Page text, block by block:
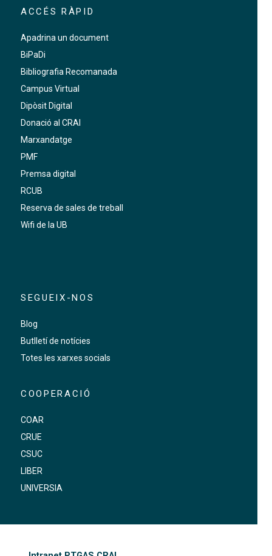
ACCÉS RÀPID
Apadrina un document
BiPaDi
Bibliografia Recomanada
Campus Virtual
Dipòsit Digital
Donació al CRAI
Marxandatge
PMF
Premsa digital
RCUB
Reserva de sales de treball
Wifi de la UB
SEGUEIX-NOS
Blog
Butlletí de notícies
Totes les xarxes socials
COOPERACIÓ
COAR
CRUE
CSUC
LIBER
UNIVERSIA